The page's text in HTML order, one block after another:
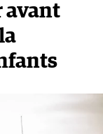
avant